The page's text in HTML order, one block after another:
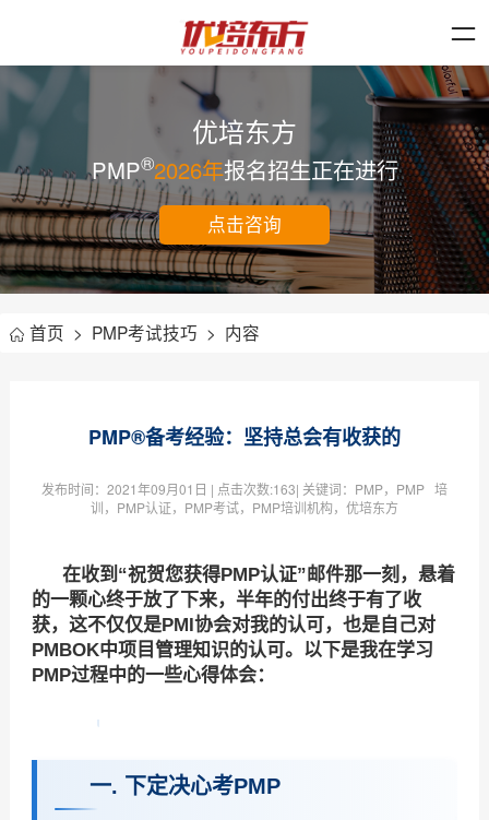
优培东方
PMP®2026年报名招生正在进行
点击咨询
首页 > PMP考试技巧 > 内容
PMP®备考经验：坚持总会有收获的
发布时间： 2021年09月01日 | 点击次数:163| 关键词：PMP，PMP 培
训，PMP认证，PMP考试，PMP培训机构，优培东方
在收到“祝贺您获得PMP认证”邮件那一刻，悬着
的一颗心终于放了下来，半年的付出终于有了收
获，这不仅仅是PMI协会对我的认可，也是自己对
PMBOK中项目管理知识的认可。以下是我在学习
PMP过程中的一些心得体会：
一. 下定决心考PMP